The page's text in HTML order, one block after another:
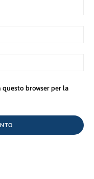
questo browser per la